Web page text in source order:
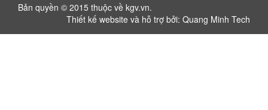
Bản quyền © 2015 thuộc về kgv.vn.
Thiết kế website và hỗ trợ bởi: Quang Minh Tech